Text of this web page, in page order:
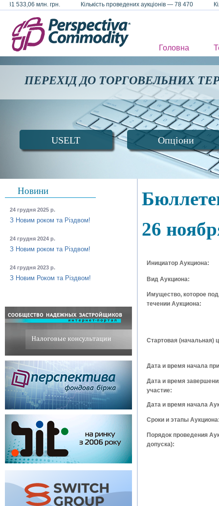
533,06 млн. грн. Кількість проведених аукціонів — 78 470
Головна
ПЕРЕХІД ДО ТОРГОВЕЛЬНИХ
USELT Опціони
26
Инициатор Аукциона:
Вид Аукциона:
Имущество, которое
течении Аукциона:
Стартовая (начальная)
Дата и время начала
Дата и время
участие:
Дата и время начала
Сроки и этапы
Порядок проведения
допуска):
Новини
24 грудня 2025 р.
З Новим роком та Різдвом!
24 грудня 2024 р.
З Новим роком та Різдвом!
24 грудня 2023 р.
З Новим Роком та Різдвом!